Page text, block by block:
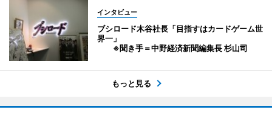
インタビュー
ブシロード木谷社長「目指すはカードゲーム世
界一」
※聞き手＝中野経済新聞編集長 杉山司
もっと見る